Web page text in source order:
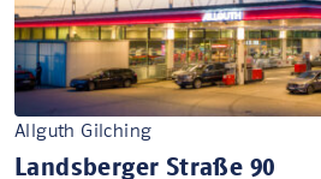
Allguth Gilching
Landsberger Straße 90